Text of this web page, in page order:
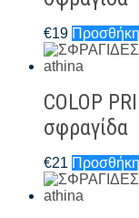
€19 Προσθήκη
COLOP
σφραγίδα
€21 Προσθήκη